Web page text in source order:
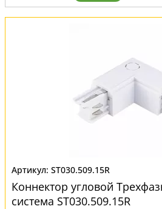
ST030.509.15R
Коннектор угловой
система ST030.509.15R